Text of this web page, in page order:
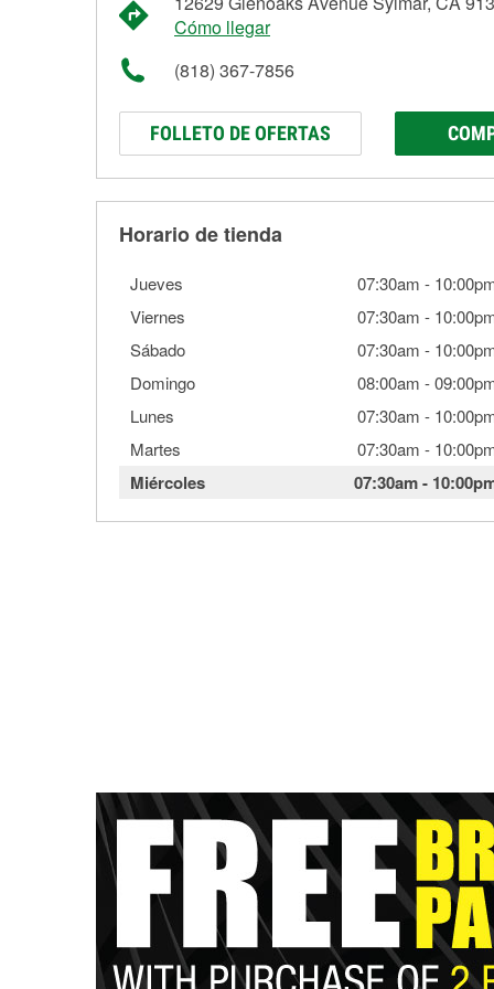
Cómo llegar
(818) 367-7856
FOLLETO DE OFERTAS
Horario de tienda
Jueves 07:30am -
Viernes
07:30am -
Sábado
07:30am -
Domingo
08:00am -
Lunes
07:30am -
Martes
07:30am -
Miércoles 07:30am-